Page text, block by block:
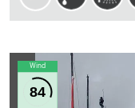
Wind
84